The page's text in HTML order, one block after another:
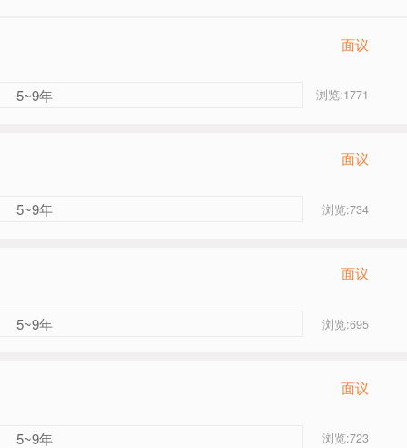
面议
5~9年 浏览:1771
面议
5~9年 浏览:734
面议
5~9年 浏览:695
面议
5~9年 浏览:723